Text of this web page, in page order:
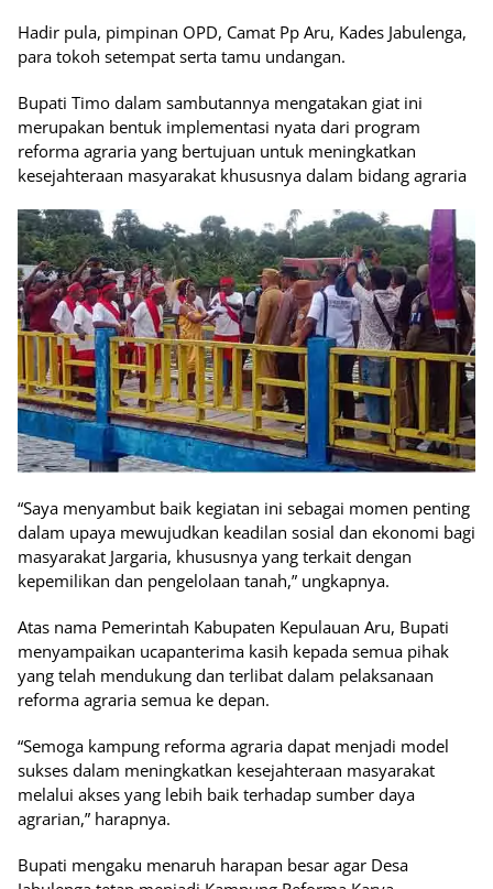
Hadir pula, pimpinan OPD, Camat Pp Aru, Kades Jabulenga,
para tokoh setempat serta tamu undangan.
Bupati Timo dalam sambutannya mengatakan giat ini
merupakan bentuk implementasi nyata dari program
reforma agraria yang bertujuan untuk meningkatkan
kesejahteraan masyarakat khususnya dalam bidang agraria
“Saya menyambut baik kegiatan ini sebagai momen penting
dalam upaya mewujudkan keadilan sosial dan ekonomi bagi
masyarakat Jargaria, khususnya yang terkait dengan
kepemilikan dan pengelolaan tanah,” ungkapnya.
Atas nama Pemerintah Kabupaten Kepulauan Aru, Bupati
menyampaikan ucapanterima kasih kepada semua pihak
yang telah mendukung dan terlibat dalam pelaksanaan
reforma agraria semua ke depan.
“Semoga kampung reforma agraria dapat menjadi model
sukses dalam meningkatkan kesejahteraan masyarakat
melalui akses yang lebih baik terhadap sumber daya
agrarian,” harapnya.
Bupati mengaku menaruh harapan besar agar Desa